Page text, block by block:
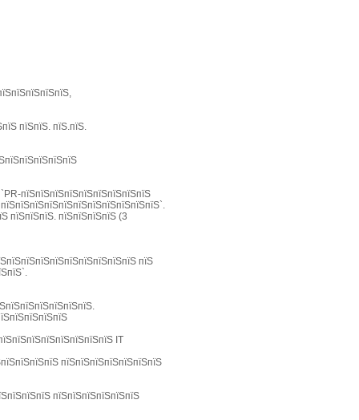
пїЅпїЅ. пїЅ.пїЅ.
пїЅпїЅпїЅпїЅпїЅпїЅпїЅпїЅпїЅ
пїЅпїЅпїЅ. пїЅпїЅпїЅпїЅ (3
пїЅ
IT
пїЅпїЅпїЅпїЅпїЅпїЅпїЅ
пїЅпїЅпїЅпїЅпїЅпїЅ